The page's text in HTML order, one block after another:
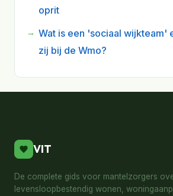
oprit
Wat is een 'sociaal wijkteam'
zij bij de Wmo?
VIT
De complete gids voor mantelzorgers
levensloopbestendig wonen,